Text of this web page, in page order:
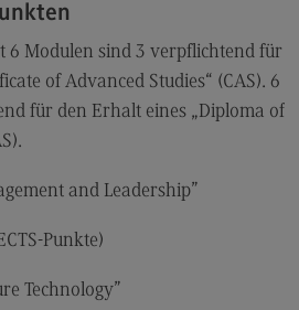
6 Modulen sind 3 verpflichtend für
of Advanced Studies“ (CAS). 6
für den Erhalt eines „Diploma of
and Leadership”
Punkte)
Technology”